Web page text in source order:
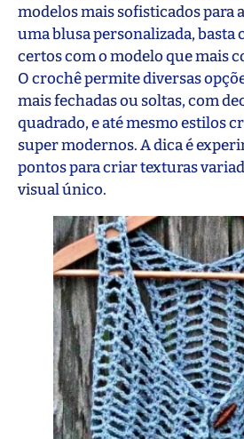
modelos mais sofisticados para
uma blusa personalizada, basta
certos com o modelo que mais
O crochê permite diversas
mais fechadas ou soltas, com
quadrado, e até mesmo estilos
super modernos. A dica é
pontos para criar texturas
visual único.